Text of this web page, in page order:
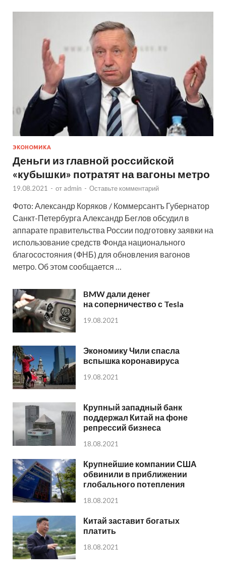
ЭКОНОМИКА
Деньги из главной российской
«кубышки» потратят на вагоны метро
19.08.2021 - от admin - Оставьте комментарий
Фото: Александр Коряков / Коммерсантъ Губернатор
Санкт-Петербурга Александр Беглов обсудил в
аппарате правительства России подготовку заявки на
использование средств Фонда национального
благосостояния (ФНБ) для обновления вагонов
метро. Об этом сообщается …
BMW дали денег
на соперничество с Tesla
19.08.2021
Экономику Чили спасла
вспышка коронавируса
19.08.2021
Крупный западный банк
поддержал Китай на фоне
репрессий бизнеса
18.08.2021
Крупнейшие компании США
обвинили в приближении
глобального потепления
18.08.2021
Китай заставит богатых
платить
18.08.2021